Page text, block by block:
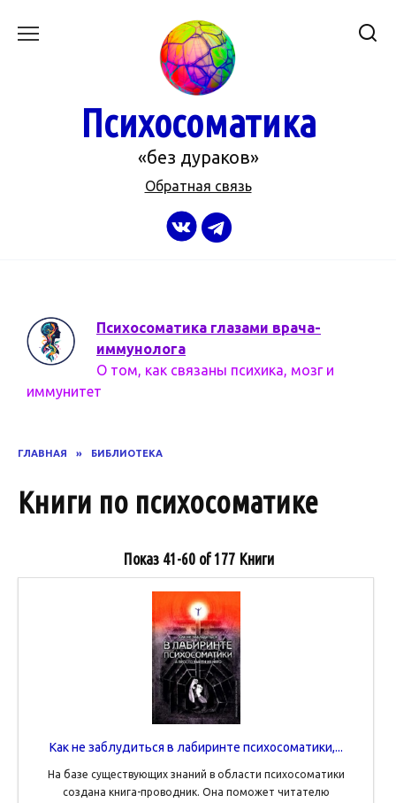
Психосоматика
«без дураков»
Обратная связь
Психосоматика глазами врача-
иммунолога
О том, как связаны психика, мозг и
иммунитет
ГЛАВНАЯ » БИБЛИОТЕКА
Книги по психосоматике
Показ 41-60 of 177Книги
Как не заблудиться в лабиринте психосоматики,...
На базе существующих знаний в области психосоматики
создана книга-проводник. Она поможет читателю